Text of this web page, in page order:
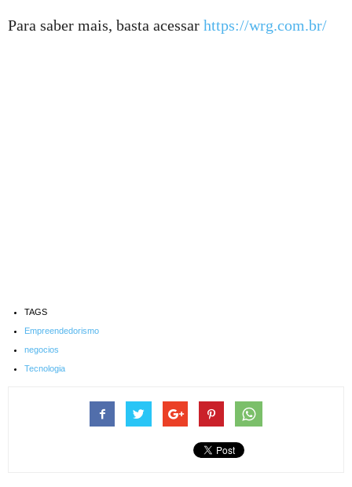
Para saber mais, basta acessar https://wrg.com.br/
TAGS
Empreendedorismo
negocios
Tecnologia